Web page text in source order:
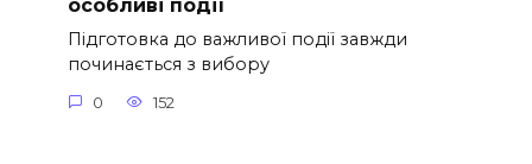
особливі події
Підготовка до важливої події завжди
починається з вибору
0 152